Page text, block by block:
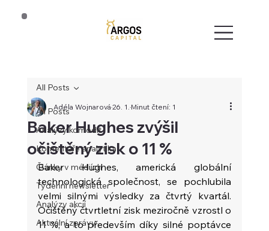
All Posts
Analýzy komodit
Komentáře analytika
Články v médiích
Týdenní newsletter
Analýzy akcií
Aktuální zprávy
All Posts
Baker Hughes zvýšil
očištěný zisk o 11 %
Adéla Wojnarová26. 1. Minut čtení: 1
Baker Hughes, americká globální
technologická společnost, se pochlubila
velmi silnými výsledky za čtvrtý kvartál.
Očištěný čtvrtletní zisk meziročně vzrostl o
11 %, a to především díky silné poptávce